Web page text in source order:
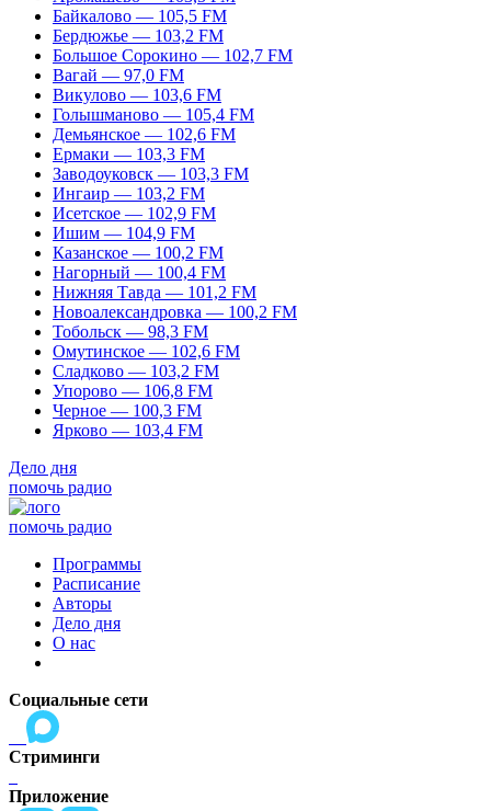
Байкалово — 105,5 FM
Бердюжье — 103,2 FM
Большое Сорокино — 102,7 FM
Вагай — 97,0 FM
Викулово — 103,6 FM
Голышманово — 105,4 FM
Демьянское — 102,6 FM
Ермаки — 103,3 FM
Заводоуковск — 103,3 FM
Ингаир — 103,2 FM
Исетское — 102,9 FM
Ишим — 104,9 FM
Казанское — 100,2 FM
Нагорный — 100,4 FM
Нижняя Тавда — 101,2 FM
Новоалександровка — 100,2 FM
Тобольск — 98,3 FM
Омутинское — 102,6 FM
Сладково — 103,2 FM
Упорово — 106,8 FM
Черное — 100,3 FM
Ярково — 103,4 FM
Дело дня
помочь радио
помочь радио
Программы
Расписание
Авторы
Дело дня
О нас
Социальные сети
Стриминги
Приложение